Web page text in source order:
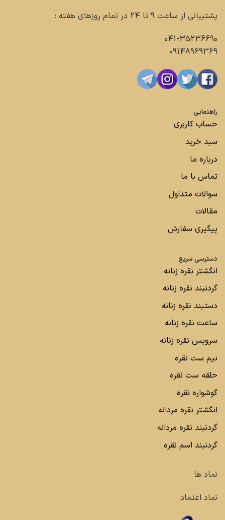
پشتیبانی از ساعت 9 تا 24 در تمام روزهای هفته :
041-35236690
09148969369
راهنمایی
حساب کاربری
سبد خرید
درباره ما
تماس با ما
سوالات متداول
مقالات
پیگیری سفارش
دسترسی سریع
انگشتر نقره زنانه
گردنبند نقره زنانه
دستبند نقره زنانه
ساعت نقره زنانه
سرویس نقره زنانه
نیم ست نقره
حلقه ست نقره
گوشواره نقره
انگشتر نقره مردانه
گردنبند نقره مردانه
گردنبند اسم نقره
نماد ها
نماد اعتماد